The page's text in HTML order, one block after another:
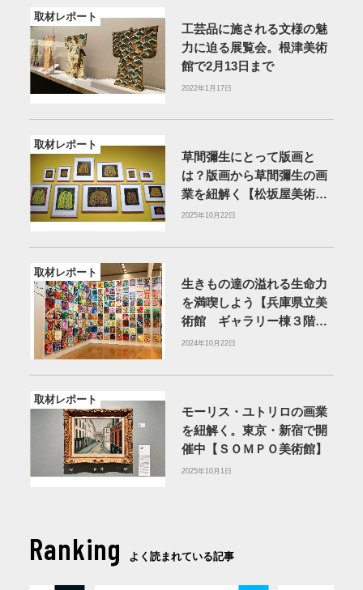
取材レポート
工芸品に施される文様の魅
力に迫る展覧会。根津美術
館で2月13日まで
2022年1月17日
取材レポート
草間彌生にとって版画と
は？版画から草間彌生の画
業を紐解く【松坂屋美術
館】
2025年10月22日
取材レポート
生きもの達の溢れる生命力
を満喫しよう【兵庫県立美
術館 ギャラリー棟３階ギ
ャラリー】
2024年10月22日
取材レポート
モーリス・ユトリロの画業
を紐解く。東京・新宿で開
催中【ＳＯＭＰＯ美術館】
2025年10月1日
Ranking よく読まれている記事